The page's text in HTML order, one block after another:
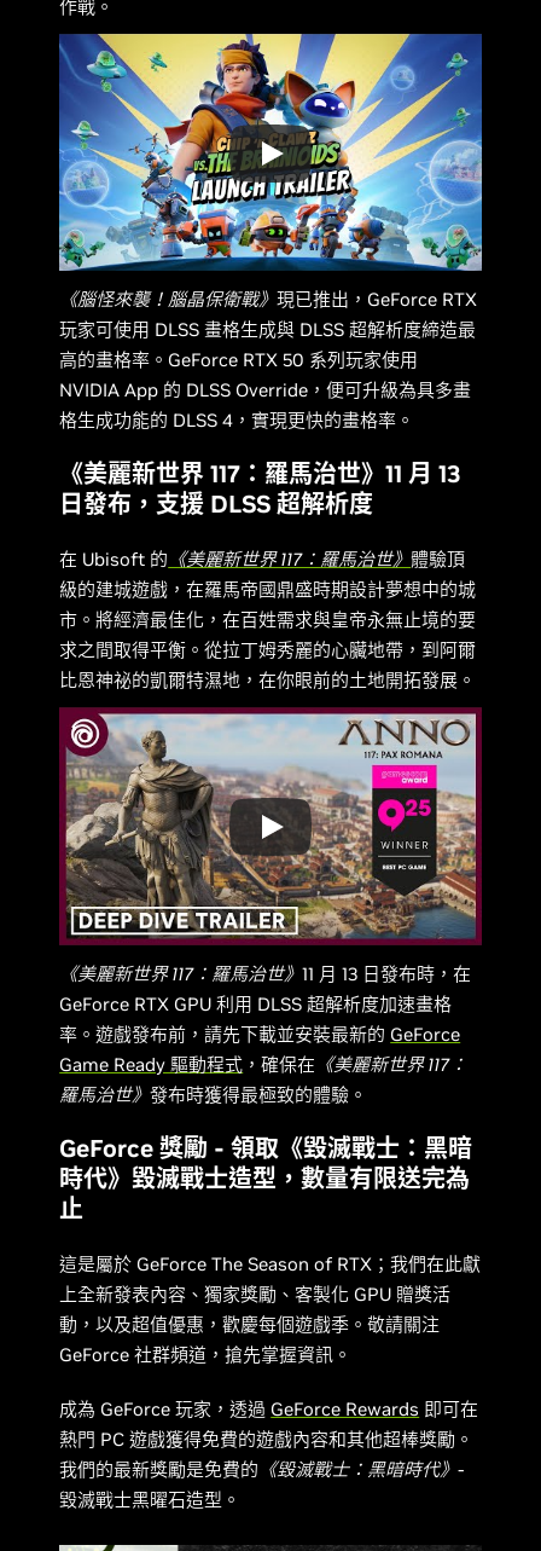
作戰。
《腦怪來襲！腦晶保衛戰》現已推出，GeForce RTX
玩家可使用 DLSS 畫格生成與 DLSS 超解析度締造最
高的畫格率。GeForce RTX 50 系列玩家使用
NVIDIA App 的 DLSS Override，便可升級為具多畫
格生成功能的 DLSS 4，實現更快的畫格率。
《美麗新世界 117：羅馬治世》11 月 13
日發布，支援 DLSS 超解析度
在 Ubisoft 的 《美麗新世界 117：羅馬治世》體驗頂
級的建城遊戲，在羅馬帝國鼎盛時期設計夢想中的城
市。將經濟最佳化，在百姓需求與皇帝永無止境的要
求之間取得平衡。從拉丁姆秀麗的心臟地帶，到阿爾
比恩神祕的凱爾特濕地，在你眼前的土地開拓發展。
《美麗新世界 117：羅馬治世》11 月 13 日發布時，在
GeForce RTX GPU 利用 DLSS 超解析度加速畫格
率。遊戲發布前，請先下載並安裝最新的 GeForce
Game Ready 驅動程式 ，確保在 《美麗新世界 117：
羅馬治世》發布時獲得最極致的體驗。
GeForce 獎勵 - 領取《毀滅戰士：黑暗
時代》毀滅戰士造型，數量有限送完為
止
這是屬於 GeForce The Season of RTX；我們在此獻
上全新發表內容、獨家獎勵、客製化 GPU 贈獎活
動，以及超值優惠，歡慶每個遊戲季。敬請關注
GeForce 社群頻道，搶先掌握資訊。
成為 GeForce 玩家，透過 GeForce Rewards 即可在
熱門 PC 遊戲獲得免費的遊戲內容和其他超棒獎勵。
我們的最新獎勵是免費的 《毀滅戰士：黑暗時代》-
毀滅戰士黑曜石造型。